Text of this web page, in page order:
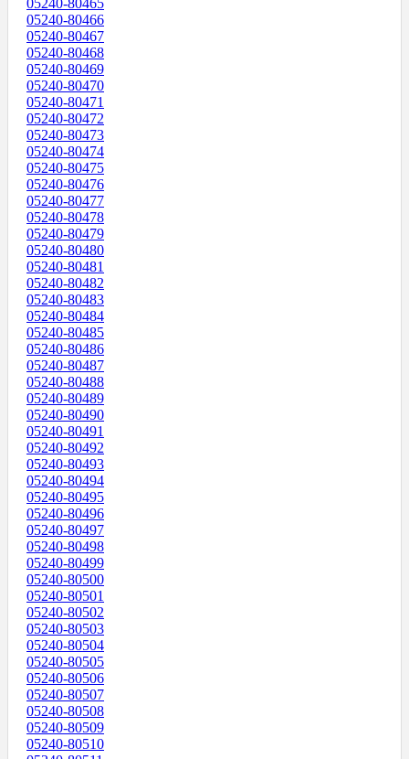
05240-80465
05240-80466
05240-80467
05240-80468
05240-80469
05240-80470
05240-80471
05240-80472
05240-80473
05240-80474
05240-80475
05240-80476
05240-80477
05240-80478
05240-80479
05240-80480
05240-80481
05240-80482
05240-80483
05240-80484
05240-80485
05240-80486
05240-80487
05240-80488
05240-80489
05240-80490
05240-80491
05240-80492
05240-80493
05240-80494
05240-80495
05240-80496
05240-80497
05240-80498
05240-80499
05240-80500
05240-80501
05240-80502
05240-80503
05240-80504
05240-80505
05240-80506
05240-80507
05240-80508
05240-80509
05240-80510